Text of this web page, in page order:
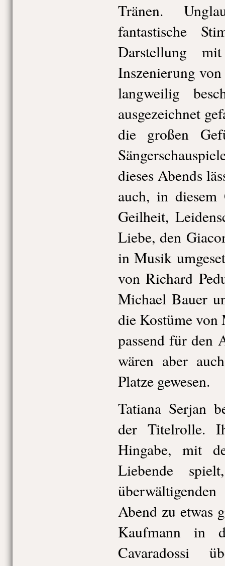
Tränen.
fantastische
Darstellung
Inszenierung
langweilig
ausgezeichnet
die großen
dieses Abends
auch, in
Geilheit,
Liebe, den
in Musik
von Richard
Michael Bauer
die Kostüme von
passend für den
wären aber
Platze gewesen.
Tatiana Serjan
der Titelrolle.
Hingabe, mit
Liebende
Abend zu etwas
Kaufmann in
Cavaradossi